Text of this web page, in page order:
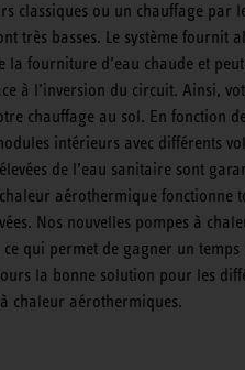
classiques ou un chauffage par
très basses. Le système fournit
la fourniture d’eau chaude et
à l’inversion du circuit. Ainsi,
chauffage au sol. En fonction
intérieurs avec différents
de l’eau sanitaire sont
aérothermique fonctionne
Nos nouvelles pompes à
qui permet de gagner un
la bonne solution pour les
chaleur aérothermiques.